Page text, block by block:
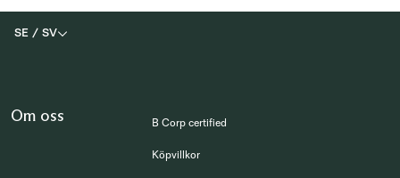
SE / SV
Om oss B Corp certified
Köpvillkor